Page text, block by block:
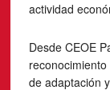
actividad
Desde CEOE
de adaptación